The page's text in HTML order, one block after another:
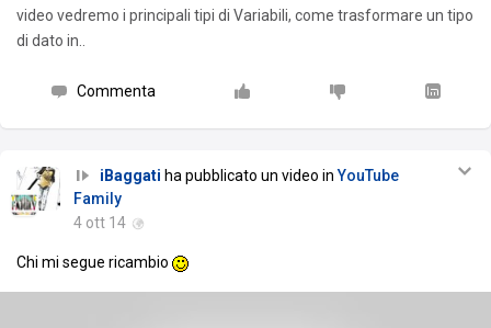
video vedremo i principali tipi di Variabili, come trasformare un tipo
di dato in..
Commenta
iBaggati ha pubblicato un video inYouTube
Family
4 ott 14
Chi mi segue ricambio